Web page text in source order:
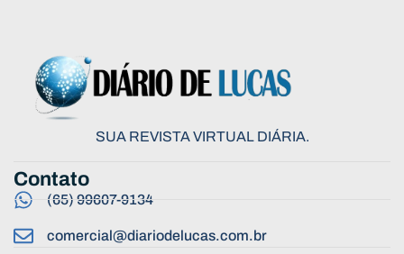
SUA REVISTA VIRTUAL DIÁRIA.
Contato
(65) 99607-9134
comercial@diariodelucas.com.br